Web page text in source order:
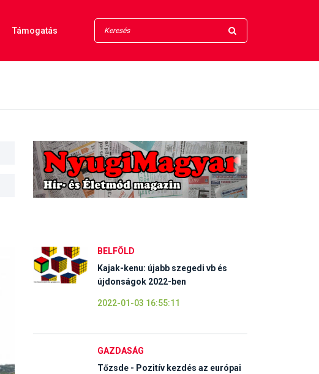
Támogatás
BELFÖLD
Kajak-kenu: újabb szegedi vb és
újdonságok 2022-ben
2022-01-03 16:55:11
GAZDASÁG
Tőzsde - Pozitív kezdés az európai